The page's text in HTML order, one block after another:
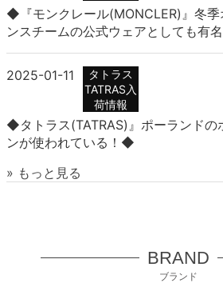
◆『モンクレール(MONCLER)』冬季
ンスチームの公式ウェアとしても有
2025-01-11
タトラス
TATRAS入
荷情報
◆タトラス(TATRAS)』ポーランドの
ンが使われている！◆
» もっと見る
BRAND
ブランド